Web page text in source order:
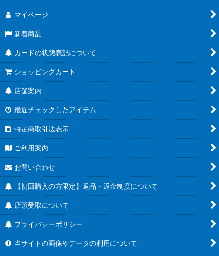
マイページ
新着商品
カードの状態表記について
ショッピングカート
店舗案内
最近チェックしたアイテム
特定商取引法表示
ご利用案内
お問い合わせ
【初回購入の方限定】返品・返金制度について
店頭受取について
プライバシーポリシー
当サイトの画像やデータの利用について